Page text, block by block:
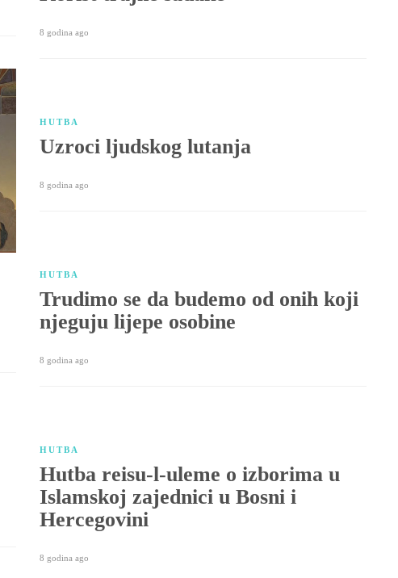
8 godina ago
HUTBA
Uzroci ljudskog lutanja
8 godina ago
HUTBA
Trudimo se da budemo od onih koji
njeguju lijepe osobine
8 godina ago
HUTBA
Hutba reisu-l-uleme o izborima u
Islamskoj zajednici u Bosni i
Hercegovini
8 godina ago